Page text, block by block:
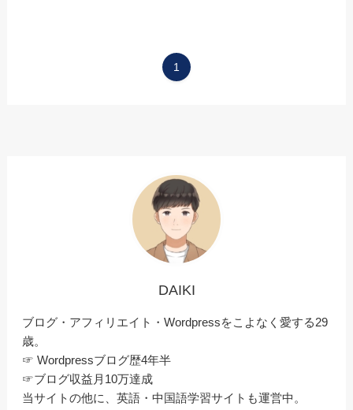
1
DAIKI
ブログ・アフィリエイト・Wordpressをこよなく愛する29
歳。
☞ Wordpressブログ歴4年半
☞ブログ収益月10万達成
当サイトの他に、英語・中国語学習サイトも運営中。